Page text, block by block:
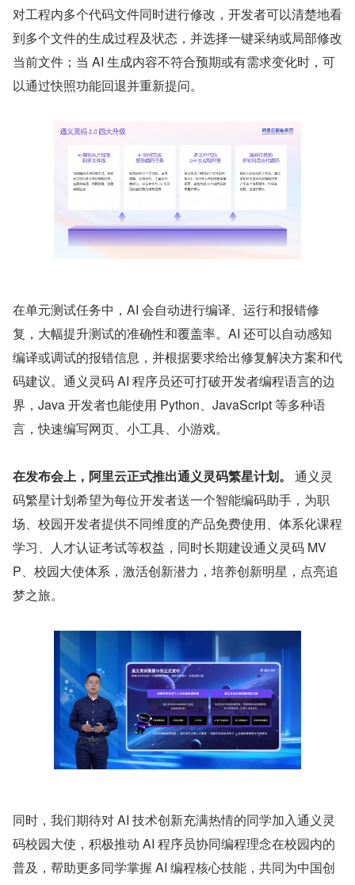
对工程内多个代码文件同时进行修改，开发者可以清楚地看
到多个文件的生成过程及状态，并选择一键采纳或局部修改
当前文件；当 AI 生成内容不符合预期或有需求变化时，可
以通过快照功能回退并重新提问。
在单元测试任务中，AI 会自动进行编译、运行和报错修
复，大幅提升测试的准确性和覆盖率。AI 还可以自动感知
编译或调试的报错信息，并根据要求给出修复解决方案和代
码建议。通义灵码 AI 程序员还可打破开发者编程语言的边
界，Java 开发者也能使用 Python、JavaScript 等多种语
言，快速编写网页、小工具、小游戏。
在发布会上，阿里云正式推出通义灵码繁星计划。
通义灵
码繁星计划希望为每位开发者送一个智能编码助手，为职
场、校园开发者提供不同维度的产品免费使用、体系化课程
学习、人才认证考试等权益，同时长期建设通义灵码 MV
P、校园大使体系，激活创新潜力，培养创新明星，点亮追
梦之旅。
同时，我们期待对 AI 技术创新充满热情的同学加入通义灵
码校园大使，积极推动 AI 程序员协同编程理念在校园内的
普及，帮助更多同学掌握 AI 编程核心技能，共同为中国创